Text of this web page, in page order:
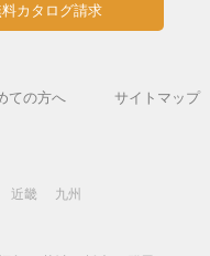
カタログ請求
ての方へ
サイトマップ
近畿 九州